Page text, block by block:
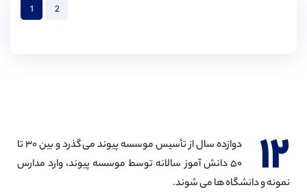
1 2
۱۲
دوازده سال از تأسیس موسسه پیوند می گذرد و بین ۳۰ تا
۵۰ دانش آموز سالانه توسط موسسه پیوند، وارد مدارس
نمونه و دانشگاه ها می شوند.